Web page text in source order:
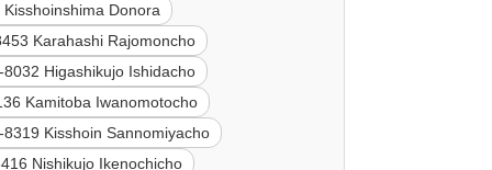
Donora
Karahashi Rajomoncho
8032 Higashikujo Ishidacho
Kamitoba Iwanomotocho
8319 Kisshoin Sannomiyacho
Nishikujo Ikenochicho